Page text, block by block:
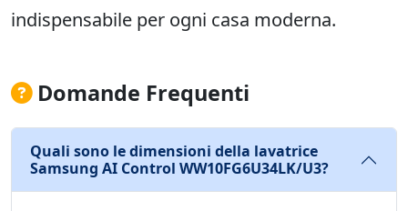
indispensabile per ogni casa moderna.
Domande Frequenti
Quali sono le dimensioni della lavatrice
Samsung AI Control WW10FG6U34LK/U3?